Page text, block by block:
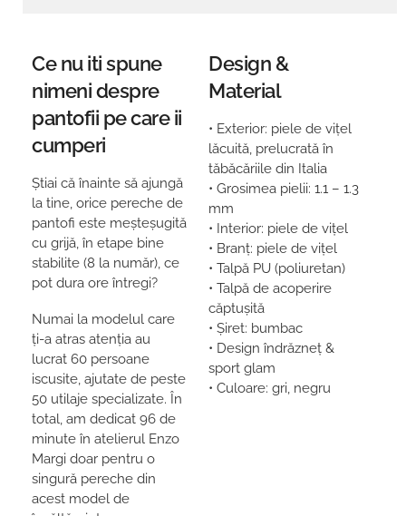
Ce nu iti spune
nimeni despre
pantofii pe care ii
cumperi
Știai că înainte să ajungă
la tine, orice pereche de
pantofi este meșteșugită
cu grijă, în etape bine
stabilite (8 la număr), ce
pot dura ore întregi?
Numai la modelul care
ți-a atras atenția au
lucrat 60 persoane
iscusite, ajutate de peste
50 utilaje specializate. În
total, am dedicat 96 de
minute în atelierul Enzo
Margi doar pentru o
singură pereche din
acest model de
Design &
Material
• Exterior: piele de vițel
lăcuită, prelucrată în
tăbăcăriile din Italia
• Grosimea pielii: 1.1 – 1.3
mm
• Interior: piele de vițel
• Branț: piele de vițel
• Talpă PU (poliuretan)
• Talpă de acoperire
căptușită
• Șiret: bumbac
• Design îndrăzneț &
sport glam
• Culoare: gri, negru